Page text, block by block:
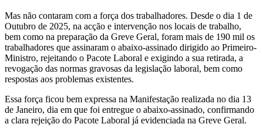
Mas não contaram com a força dos trabalhadores. Desde o dia 1 de
Outubro de 2025, na acção e intervenção nos locais de trabalho,
bem como na preparação da Greve Geral, foram mais de 190 mil os
trabalhadores que assinaram o abaixo-assinado dirigido ao Primeiro-
Ministro, rejeitando o Pacote Laboral e exigindo a sua retirada, a
revogação das normas gravosas da legislação laboral, bem como
respostas aos problemas existentes.
Essa força ficou bem expressa na Manifestação realizada no dia 13
de Janeiro, dia em que foi entregue o abaixo-assinado, confirmando
a clara rejeição do Pacote Laboral já evidenciada na Greve Geral.